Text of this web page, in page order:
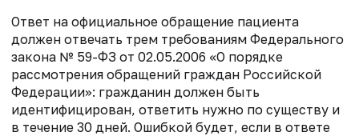
Ответ на официальное обращение пациента
должен отвечать трем требованиям Федерального
закона № 59-ФЗ от 02.05.2006 «О порядке
рассмотрения обращений граждан Российской
Федерации»: гражданин должен быть
идентифицирован, ответить нужно по существу и
в течение 30 дней. Ошибкой будет, если в ответе